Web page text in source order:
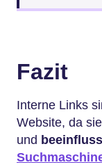
Fazit
Interne Links
Website, da sie
und